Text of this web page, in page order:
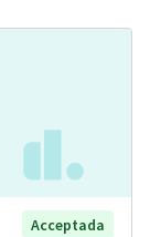
Acceptada